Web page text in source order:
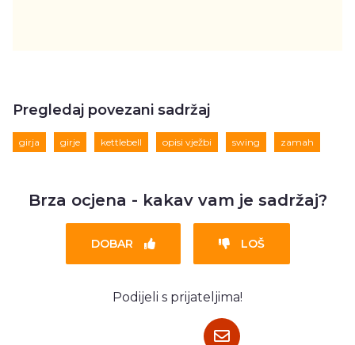
Pregledaj povezani sadržaj
girja girje kettlebell opisi vježbi swing zamah
Brza ocjena - kakav vam je sadržaj?
DOBAR LOŠ
Podijeli s prijateljima!